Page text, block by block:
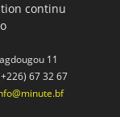
continu
11
67 32 67